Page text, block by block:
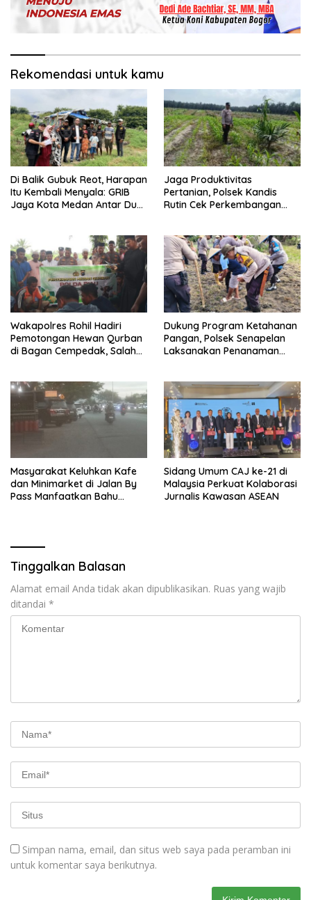
Rekomendasi untuk kamu
Di Balik Gubuk Reot, Harapan
Itu Kembali Menyala: GRIB
Jaya Kota Medan Antar Dua
Jaga Produktivitas
Pertanian, Polsek Kandis
Rutin Cek Perkembangan
Wakapolres Rohil Hadiri
Pemotongan Hewan Qurban
di Bagan Cempedak, Salah
Dukung Program Ketahanan
Pangan, Polsek Senapelan
Laksanakan Penanaman
Masyarakat Keluhkan Kafe
dan Minimarket di Jalan By
Pass Manfaatkan Bahu
Sidang Umum CAJ ke-21 di
Malaysia Perkuat Kolaborasi
Jurnalis Kawasan ASEAN
Tinggalkan Balasan
Alamat email Anda tidak akan dipublikasikan. Ruas yang wajib
ditandai *
Simpan nama, email, dan situs web saya pada peramban ini
untuk komentar saya berikutnya.